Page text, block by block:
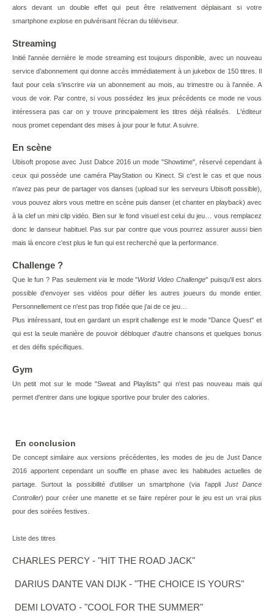
alors devant un double effet qui peut être relativement déplaisant si votre
smartphone explose en pulvérisant l’écran du téléviseur.
Streaming
Initié l'année dernière le mode streaming est toujours disponible, avec un nouveau
service d’abonnement qui donne accès immédiatement à un jukebox de 150 titres. Il
faut pour cela s'inscrirevia un abonnement au mois, au trimestre ou à l’année. A
vous de voir. Par contre, si vous possédez les jeux précédents ce mode ne vous
intéressera pas car on y trouve principalement les titres déjà réalisés. L'éditeur
nous promet cependant des mises à jour pour le futur. A suivre.
En scène
Ubisoft propose avec Just Dabce 2016 un mode "Showtime", réservé cependant à
ceux qui possède une caméra PlayStation ou Kinect. Si c'est le cas et que nous
n'avez pas peur de partager vos danses (upload sur les serveurs Ubisoft possible),
vous pouvez alors vous mettre en scène puis danser (et chanter en playback) avec
à la clef un mini clip vidéo. Bien sur le fond visuel est celui du jeu… vous remplacez
donc le danseur habituel. Pas sur par contre que vous pourrez assurer aussi bien
mais là encore c'est plus le fun qui est recherché que la performance.
Challenge ?
Que le fun ? Pas seulementvia le mode "World Video Challenge" puisqu'il est alors
possible d'envoyer ses vidéos pour défier les autres joueurs du monde entier.
Personnellement ce n'est pas trop l'idée que j'ai de ce jeu…
Plus intéressant, tout en gardant un esprit challenge est le mode "Dance Quest" et
qui est la seule manière de pouvoir débloquer d'autre chansons et quelques bonus
et des défis spécifiques.
Gym
Un petit mot sur le mode "Sweat and Playlists" qui n'est pas nouveau mais qui
permet d'entrer dans une logique sportive pour bruler des calories.
En conclusion
De concept similaire aux versions précédentes, les modes de jeu de Just Dance
2016 apportent cependant un souffle en phase avec les habitudes actuelles de
partage. Surtout la possibilité d'utiliser un smartphone (via l'appli Just Dance
Controller) pour créer une manette et se faire repérer pour le jeu est un vrai plus
pour des soirées festives.
Liste des titres
CHARLES PERCY - "HIT THE ROAD JACK"
DARIUS DANTE VAN DIJK - "THE CHOICE IS YOURS"
DEMI LOVATO - "COOL FOR THE SUMMER"